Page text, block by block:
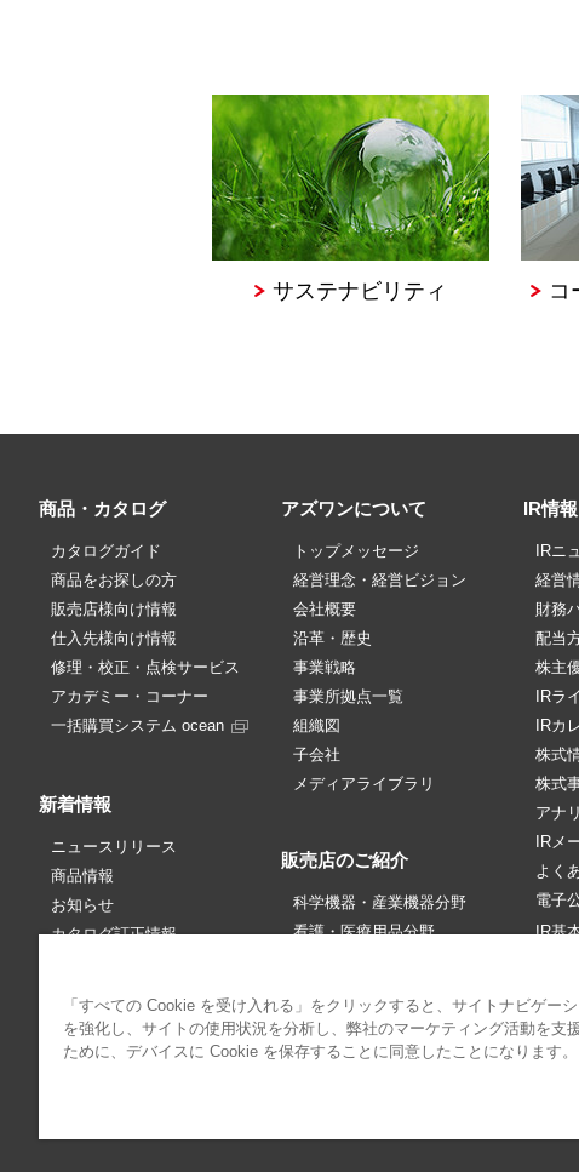
サステナビリティ コ
商品・カタログ
カタログガイド
商品をお探しの方
販売店様向け情報
仕入先様向け情報
修理・校正・点検サービス
アカデミー・コーナー
一括購買システム ocean
新着情報
ニュースリリース
商品情報
お知らせ
カタログ訂正情報
パブリシティ情報
IRニュース
アズワンについて
トップメッセージ
経営理念・経営ビジョン
会社概要
沿革・歴史
事業戦略
事業所拠点一覧
組織図
子会社
メディアライブラリ
販売店のご紹介
科学機器・産業機器分野
看護・医療用品分野
アカデミー・コーナー
IR情報
IRニ
経営
財務
配当
株主
IRラ
IRカ
株式
株式
アナ
IRメ
よく
電子
IR基
「すべての Cookie を受け入れる」をクリックすると、サイトナビゲー
を強化し、サイトの使用状況を分析し、弊社のマーケティング活動を支
ために、デバイスに Cookie を保存することに同意したことになります。